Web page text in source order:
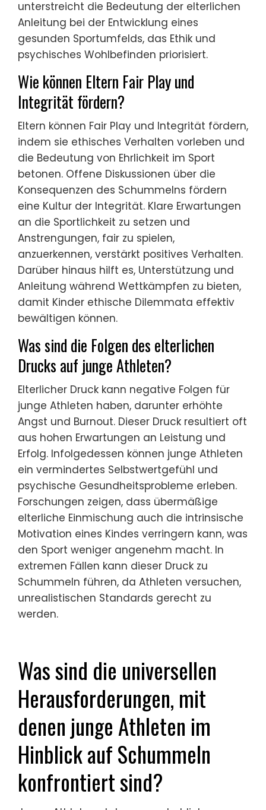
unterstreicht die Bedeutung der elterlichen
Anleitung bei der Entwicklung eines
gesunden Sportumfelds, das Ethik und
psychisches Wohlbefinden priorisiert.
Wie können Eltern Fair Play und
Integrität fördern?
Eltern können Fair Play und Integrität fördern,
indem sie ethisches Verhalten vorleben und
die Bedeutung von Ehrlichkeit im Sport
betonen. Offene Diskussionen über die
Konsequenzen des Schummelns fördern
eine Kultur der Integrität. Klare Erwartungen
an die Sportlichkeit zu setzen und
Anstrengungen, fair zu spielen,
anzuerkennen, verstärkt positives Verhalten.
Darüber hinaus hilft es, Unterstützung und
Anleitung während Wettkämpfen zu bieten,
damit Kinder ethische Dilemmata effektiv
bewältigen können.
Was sind die Folgen des elterlichen
Drucks auf junge Athleten?
Elterlicher Druck kann negative Folgen für
junge Athleten haben, darunter erhöhte
Angst und Burnout. Dieser Druck resultiert oft
aus hohen Erwartungen an Leistung und
Erfolg. Infolgedessen können junge Athleten
ein vermindertes Selbstwertgefühl und
psychische Gesundheitsprobleme erleben.
Forschungen zeigen, dass übermäßige
elterliche Einmischung auch die intrinsische
Motivation eines Kindes verringern kann, was
den Sport weniger angenehm macht. In
extremen Fällen kann dieser Druck zu
Schummeln führen, da Athleten versuchen,
unrealistischen Standards gerecht zu
werden.
Was sind die universellen
Herausforderungen, mit